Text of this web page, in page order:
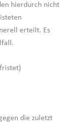
hierdurch nicht
erteilt. Es
die zuletzt